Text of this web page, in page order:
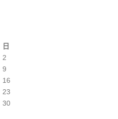
日
2
9
16
23
30